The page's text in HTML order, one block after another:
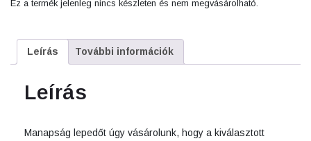
990Ft.690Ft.
Ez a termék jelenleg nincs készleten és nem megvásárolható.
Leírás További információk
Leírás
Manapság lepedőt úgy vásárolunk, hogy a kiválasztott